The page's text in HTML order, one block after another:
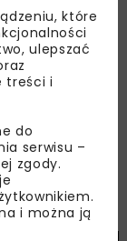
29.01.2021
r. Śląskie
i
które
ulepszać
treści i
do
serwisu –
zgody.
i można ją